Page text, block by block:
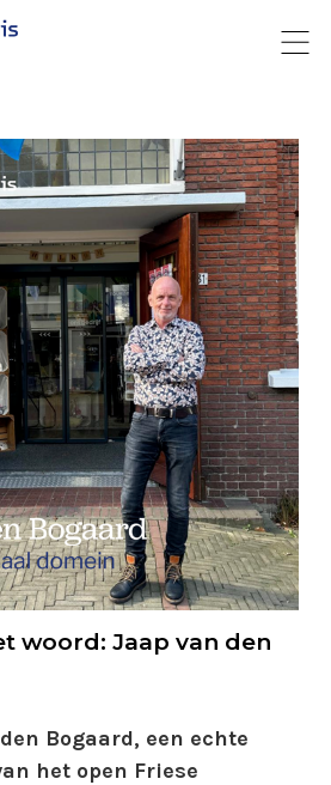
woord: Jaap van den
Bogaard, een echte
het open Friese